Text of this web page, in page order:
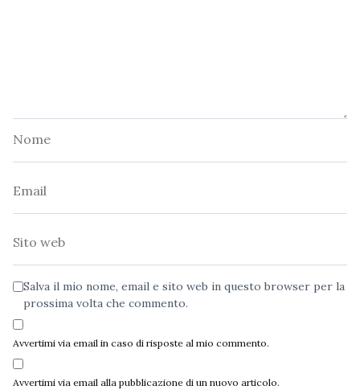
Salva il mio nome, email e sito web in questo browser per la
prossima volta che commento.
Avvertimi via email in caso di risposte al mio commento.
Avvertimi via email alla pubblicazione di un nuovo articolo.